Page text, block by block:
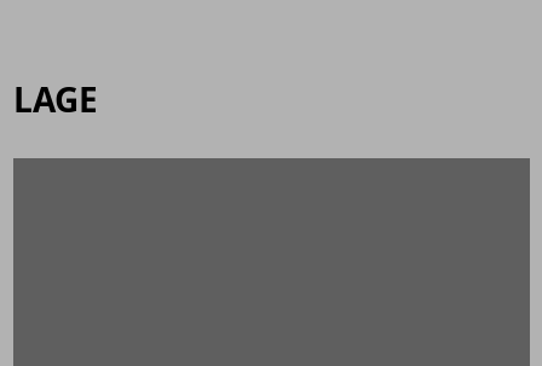
LAGE